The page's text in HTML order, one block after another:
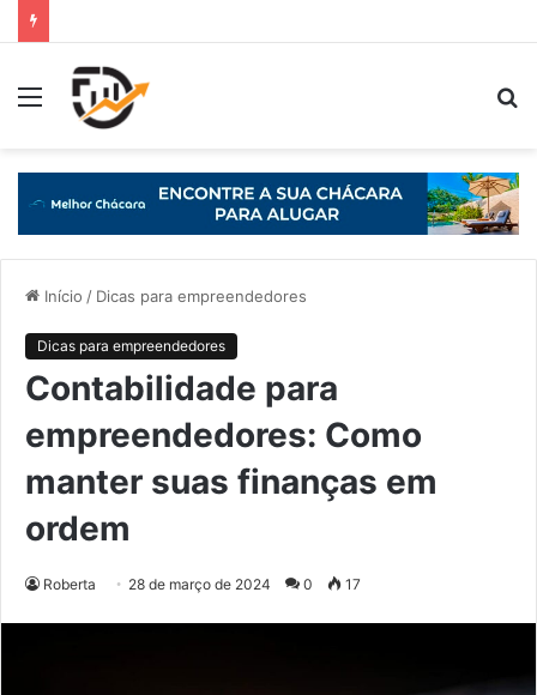
Início / Dicas para empreendedores
Dicas para empreendedores
Contabilidade para
empreendedores: Como
manter suas finanças em
ordem
Roberta 28 de março de 2024 0 17